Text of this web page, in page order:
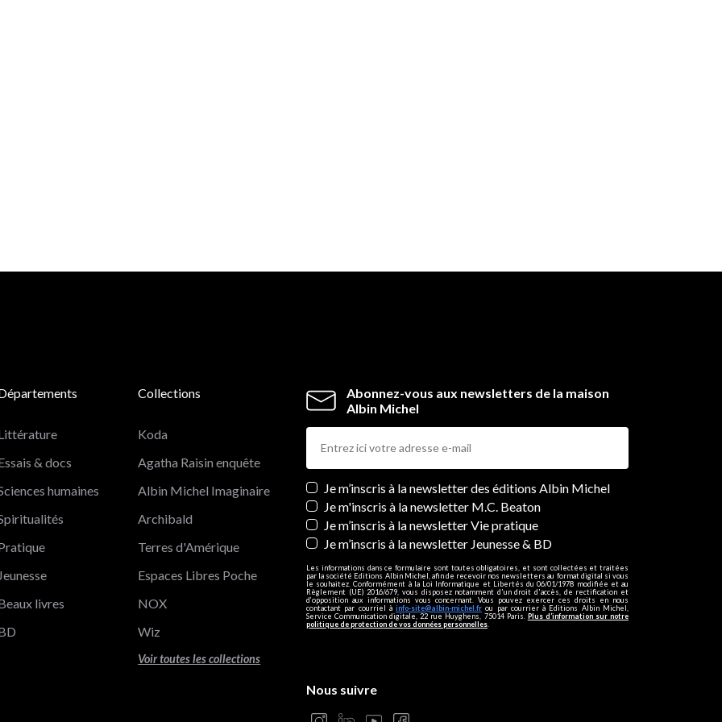
Abonnez-vous aux newsletters de la maison
Albin Michel
Newsletters
Je m’inscris à la newsletter des éditions Albin Michel
Je m'inscris à la newsletter M.C. Beaton
Je m’inscris à la newsletter Vie pratique
Je m’inscris à la newsletter Jeunesse & BD
Les informations dans ce formulaire sont toutes obligatoires, et sont collectées et traitées
par la société Editions Albin Michel, afin de recevoir nos newsletters au format digital si vous
le souhaitez. Conformément à la Loi Informatique et Libertés du 06/01/1978 modifiée et au
Règlement (UE) 2016/679, vous disposez notamment d'un droit d'accès, de rectification et
d’opposition aux informations vous concernant. Vous pouvez exercer ces droits en nous
contactant par courriel àinfo-site@albin-michel.fr ou par courrier à Editions Albin Michel,
Service Communication digitale, 22 rue Huyghens, 75014 Paris. Plus d’information sur notre
politique de protection de vos données personnelles.
& docs
humaines
Jeunesse
livres
Collections
Koda
Agatha Raisin enquête
Albin Michel Imaginaire
Archibald
Terres d'Amérique
Espaces Libres Poche
NOX
Wiz
Voir toutes les collections
Nous suivre